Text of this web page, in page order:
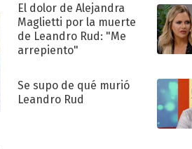
El dolor de Alejandra
Maglietti por la muerte
de Leandro Rud: "Me
arrepiento"
Se supo de qué murió
Leandro Rud